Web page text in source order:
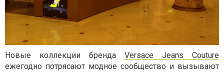
Новые коллекции бренда Versace Jeans Couture
ежегодно потрясают модное сообщество и вызывают